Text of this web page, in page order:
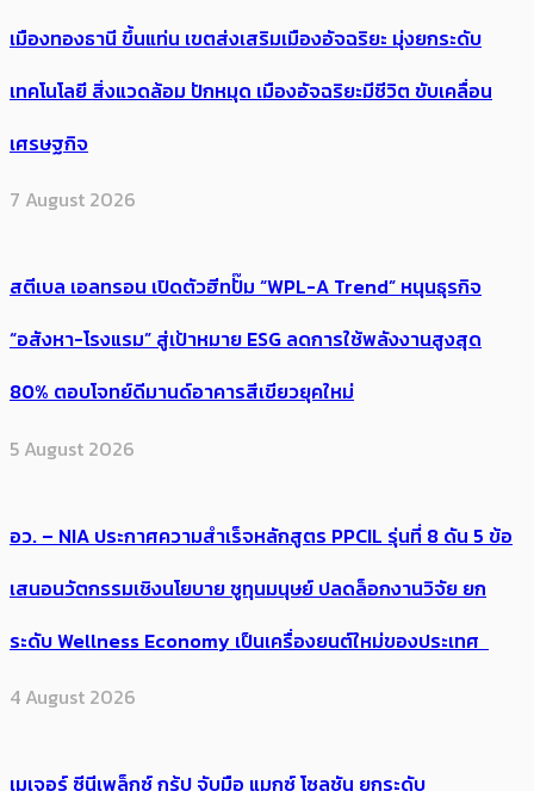
เมืองทองธานี ขึ้นแท่น เขตส่งเสริมเมืองอัจฉริยะ มุ่งยกระดับ
เทคโนโลยี สิ่งแวดล้อม ปักหมุด เมืองอัจฉริยะมีชีวิต ขับเคลื่อน
เศรษฐกิจ
7 August 2026
สตีเบล เอลทรอน เปิดตัวฮีทปั๊ม “WPL-A Trend” หนุนธุรกิจ
“อสังหา-โรงแรม” สู่เป้าหมาย ESG ลดการใช้พลังงานสูงสุด
80% ตอบโจทย์ดีมานด์อาคารสีเขียวยุคใหม่
5 August 2026
อว. – NIA ประกาศความสำเร็จหลักสูตร PPCIL รุ่นที่ 8 ดัน 5 ข้อ
เสนอนวัตกรรมเชิงนโยบาย ชูทุนมนุษย์ ปลดล็อกงานวิจัย ยก
ระดับ Wellness Economy เป็นเครื่องยนต์ใหม่ของประเทศ
4 August 2026
เมเจอร์ ซีนีเพล็กซ์ กรุ้ป จับมือ แมกซ์ โซลูชัน ยกระดับ